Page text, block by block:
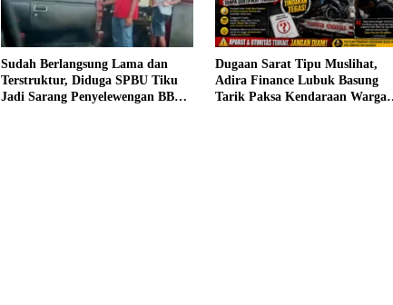
Sudah Berlangsung Lama dan
Terstruktur, Diduga SPBU Tiku
Jadi Sarang Penyelewengan BBM
Dugaan Sarat Tipu Muslihat,
Adira Finance Lubuk Basung
Tarik Paksa Kendaraan Warga